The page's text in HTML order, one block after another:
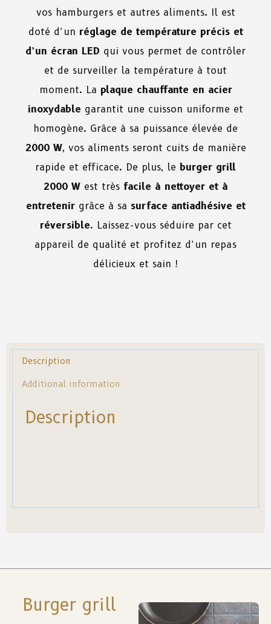
vos hamburgers et autres aliments. Il est
doté d’un réglage de température précis et
d’un écran LED qui vous permet de contrôler
et de surveiller la température à tout
moment. La plaque chauffante en acier
inoxydable garantit une cuisson uniforme et
homogène. Grâce à sa puissance élevée de
2000 W, vos aliments seront cuits de manière
rapide et efficace. De plus, le burger grill
2000 West trèsfacile à nettoyer et à
entretenirgrâce à sa surface antiadhésive et
réversible. Laissez-vous séduire par cet
appareil de qualité et profitez d’un repas
délicieux et sain !
Description
Additional information
Description
Burger grill